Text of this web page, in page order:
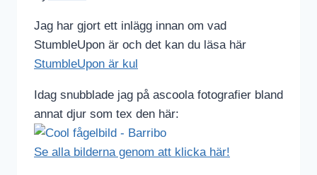
Jag har gjort ett inlägg innan om vad
StumbleUpon är och det kan du läsa här
StumbleUpon är kul
Idag snubblade jag på ascoola fotografier bland
annat djur som tex den här:
Se alla bilderna genom att klicka här!